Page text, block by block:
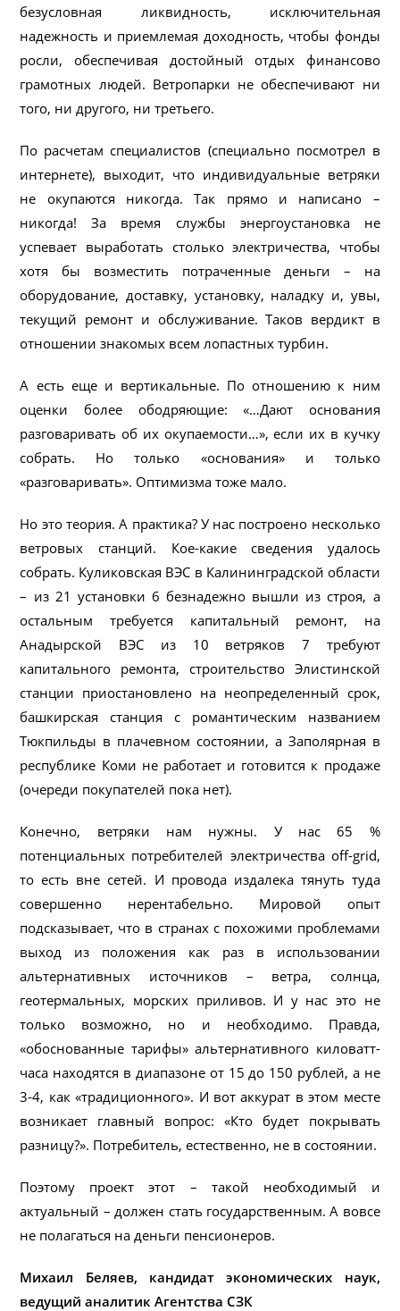
безусловная ликвидность, исключительная
надежность и приемлемая доходность, чтобы фонды
росли, обеспечивая достойный отдых финансово
грамотных людей. Ветропарки не обеспечивают ни
того, ни другого, ни третьего.
По расчетам специалистов (специально посмотрел в
интернете), выходит, что индивидуальные ветряки
не окупаются никогда. Так прямо и написано –
никогда! За время службы энергоустановка не
успевает выработать столько электричества, чтобы
хотя бы возместить потраченные деньги – на
оборудование, доставку, установку, наладку и, увы,
текущий ремонт и обслуживание. Таков вердикт в
отношении знакомых всем лопастных турбин.
А есть еще и вертикальные. По отношению к ним
оценки более ободряющие: «…Дают основания
разговаривать об их окупаемости…», если их в кучку
собрать. Но только «основания» и только
«разговаривать». Оптимизма тоже мало.
Но это теория. А практика? У нас построено несколько
ветровых станций. Кое-какие сведения удалось
собрать. Куликовская ВЭС в Калининградской области
– из 21 установки 6 безнадежно вышли из строя, а
остальным требуется капитальный ремонт, на
Анадырской ВЭС из 10 ветряков 7 требуют
капитального ремонта, строительство Элистинской
станции приостановлено на неопределенный срок,
башкирская станция с романтическим названием
Тюкпильды в плачевном состоянии, а Заполярная в
республике Коми не работает и готовится к продаже
(очереди покупателей пока нет).
Конечно, ветряки нам нужны. У нас 65 %
потенциальных потребителей электричества off-grid,
то есть вне сетей. И провода издалека тянуть туда
совершенно нерентабельно. Мировой опыт
подсказывает, что в странах с похожими проблемами
выход из положения как раз в использовании
альтернативных источников – ветра, солнца,
геотермальных, морских приливов. И у нас это не
только возможно, но и необходимо. Правда,
«обоснованные тарифы» альтернативного киловатт-
часа находятся в диапазоне от 15 до 150 рублей, а не
3-4, как «традиционного». И вот аккурат в этом месте
возникает главный вопрос: «Кто будет покрывать
разницу?». Потребитель, естественно, не в состоянии.
Поэтому проект этот – такой необходимый и
актуальный – должен стать государственным. А вовсе
не полагаться на деньги пенсионеров.
Михаил Беляев, кандидат экономических наук,
ведущий аналитик Агентства СЗК